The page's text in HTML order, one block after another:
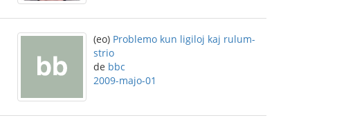
(eo) Problemo kun ligiloj kaj rulum-
strio
de bbc
2009-majo-01